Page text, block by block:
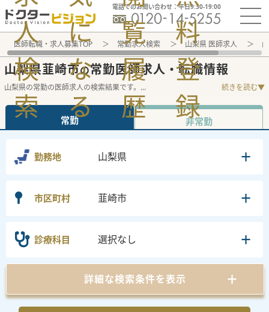
電話でのお問い合わせ：平日9:30-19:00
人
検
索
に
な
る
覧
履
歴
料
登
録
医師転職・求人募集TOP 常勤求人検索 山梨県 医師求人
山梨県韮崎市の常勤医師求人・転職情報
山梨県の常勤の医師求人の検索結果です。 ... 続きを読む▼
常勤 非常勤
勤務地 山梨県
市区町村 韮崎市
診療科目 選択なし
詳細な検索条件を表示